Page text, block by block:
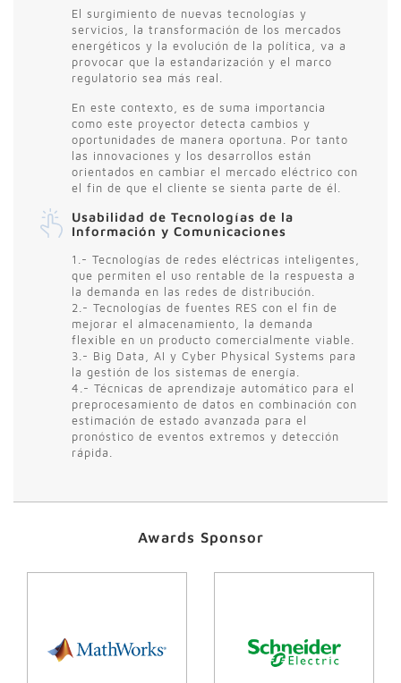
El surgimiento de nuevas tecnologías y
servicios, la transformación de los mercados
energéticos y la evolución de la política, va a
provocar que la estandarización y el marco
regulatorio sea más real.
En este contexto, es de suma importancia
como este proyector detecta cambios y
oportunidades de manera oportuna. Por tanto
las innovaciones y los desarrollos están
orientados en cambiar el mercado eléctrico con
el fin de que el cliente se sienta parte de él.
Usabilidad de Tecnologías de la
Información y Comunicaciones
1.- Tecnologías de redes eléctricas inteligentes,
que permiten el uso rentable de la respuesta a
la demanda en las redes de distribución.
2.- Tecnologías de fuentes RES con el fin de
mejorar el almacenamiento, la demanda
flexible en un producto comercialmente viable.
3.- Big Data, AI y Cyber Physical Systems para
la gestión de los sistemas de energía.
4.- Técnicas de aprendizaje automático para el
preprocesamiento de datos en combinación con
estimación de estado avanzada para el
pronóstico de eventos extremos y detección
rápida.
Awards Sponsor